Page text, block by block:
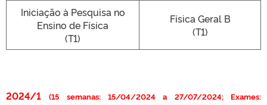
Iniciação à Pesquisa no
Ensino de Física
(T1)
Física Geral B
(T1)
2024/1(15 semanas: 15/04/2024 a 27/07/2024; Exames: